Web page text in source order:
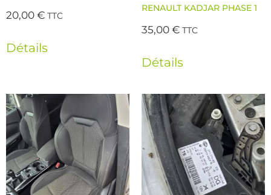
20,00€ TTC
Détails
RENAULT KADJAR PHASE 1
35,00€ TTC
Détails